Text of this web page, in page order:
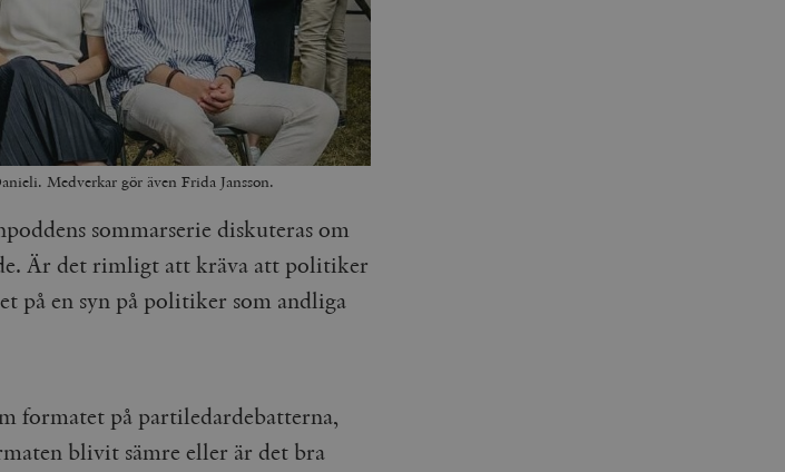
Medverkar gör även Frida Jansson.
sommarserie diskuteras om
Är det rimligt att kräva att politiker
på en syn på politiker som andliga
formatet på partiledardebatterna,
blivit sämre eller är det bra